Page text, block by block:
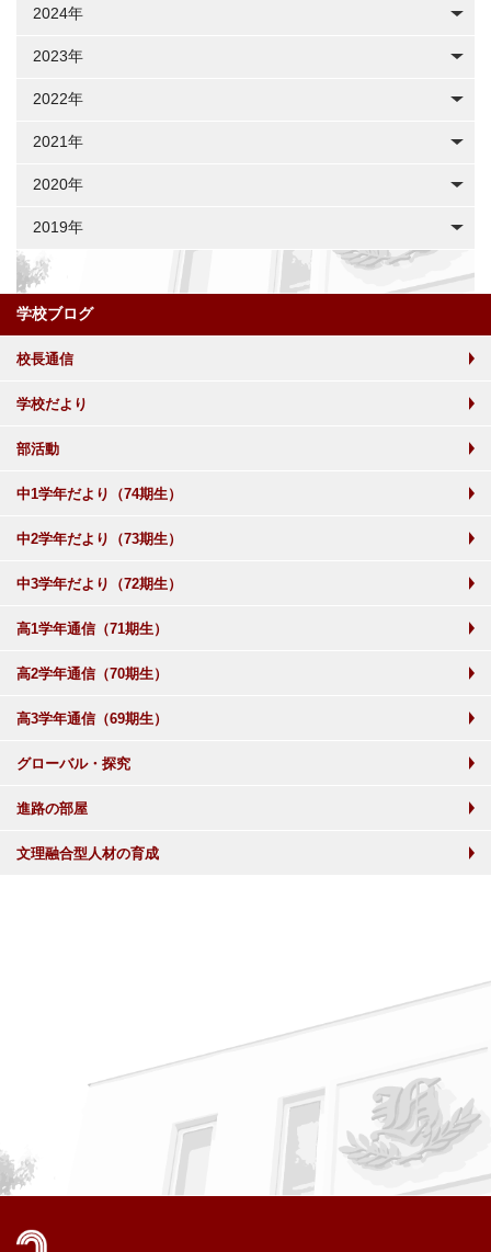
2024年
2023年
2022年
2021年
2020年
2019年
学校ブログ
校長通信
学校だより
部活動
中1学年だより（74期生）
中2学年だより（73期生）
中3学年だより（72期生）
高1学年通信（71期生）
高2学年通信（70期生）
高3学年通信（69期生）
グローバル・探究
進路の部屋
文理融合型人材の育成